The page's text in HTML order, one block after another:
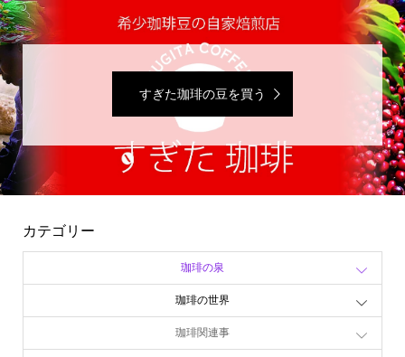
すぎた珈琲の豆を買う
カテゴリー
珈琲の泉
珈琲の世界
珈琲関連事